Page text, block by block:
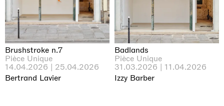
Brushstroke n.7
Pièce Unique
14.04.2026 | 25.04.2026
Bertrand Lavier
Badlands
Pièce Unique
31.03.2026 | 11.04.2026
Izzy Barber